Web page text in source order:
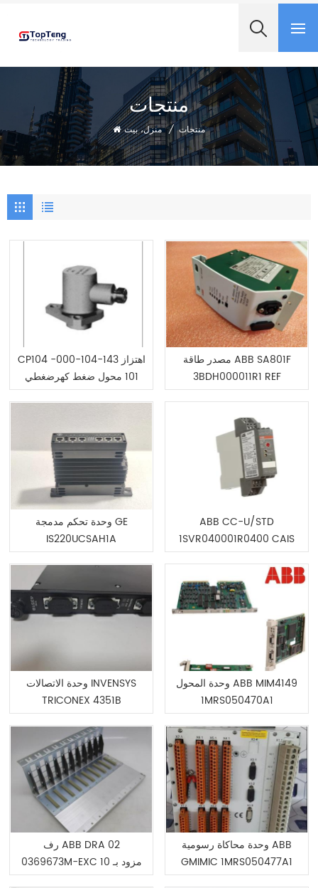
منتجات
منزل، بيت / منتجات
CP104 اهتزاز 143-104-000-
101 محول ضغط كهرضغطي
مصدر طاقة ABB SA801F
3BDH000011R1 REF
وحدة تحكم مدمجة GE
IS220UCSAH1A
ABB CC-U/STD
1SVR040001R0400 CAIS
UNI/110-240AC/100-
وحدة الاتصالات INVENSYS
TRICONEX 4351B
وحدة المحول ABB MIM4149
1MRS050470A1
رف ABB DRA 02
0369673M-EXC مزود بـ 10
فتحات للوحدات
وحدة محاكاة رسومية ABB
GMIMIC 1MRS050477A1